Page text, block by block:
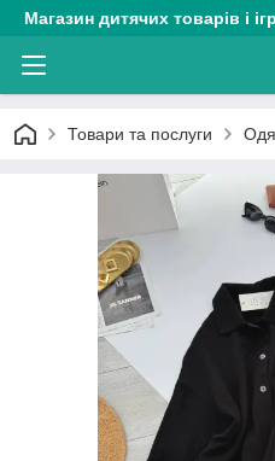
Магазин дитячих товарів і
Товари та послуги